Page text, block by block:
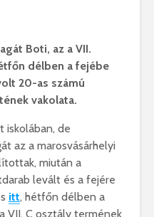
Boti, az a VII.
délben a fejébe
20-as számú
vakolata.
iskolában, de
az a marosvásárhelyi
miután a
levált és a fejére
itt, hétfőn délben a
VII. C osztály termének